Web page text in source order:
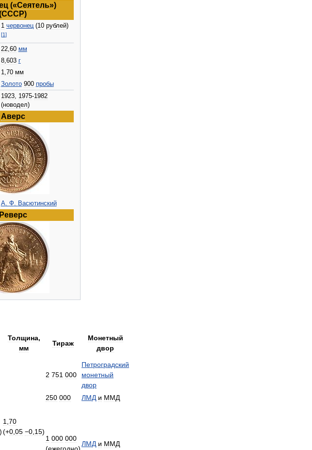
(«Сеятель»)
СССР)
1 червонец(10 рублей)
[1]
22, 60 мм
8, 603 г
1 70 мм
Золото 900 пробы
1923, 1975-1982
(новодел)
Аверс
А. Ф. Васютинский
Реверс
Толщина,
мм
Тираж
Монетный
двор
)
1 70
(+0 05 −0 15)
2 751 000
Петроградский
монетный
двор
250 000 ЛМД и ММД
1 000 000
(ежегодно)
ЛМД и ММД